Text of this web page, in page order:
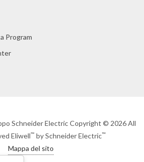
Program
Schneider Electric Copyright © 2026 All
Eliwell™ by Schneider Electric™
Mappa del sito